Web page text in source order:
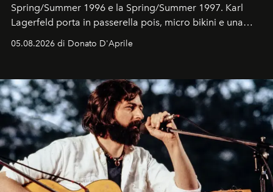
Spring/Summer 1996 e la Spring/Summer 1997. Karl
Lagerfeld porta in passerella pois, micro bikini e una
logomania pensata per la spiaggia
Kate, Claudia e Carla una dietro l'altra. Trent'anni dopo,
uno dei documenti più contemporanei che abbiamo.
05.08.2026 di Donato D'Aprile